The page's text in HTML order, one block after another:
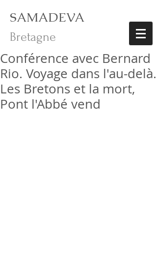
SAMADEVA
Bretagne
Conférence avec Bernard
Rio. Voyage dans l'au-delà.
Les Bretons et la mort,
Pont l'Abbé vend